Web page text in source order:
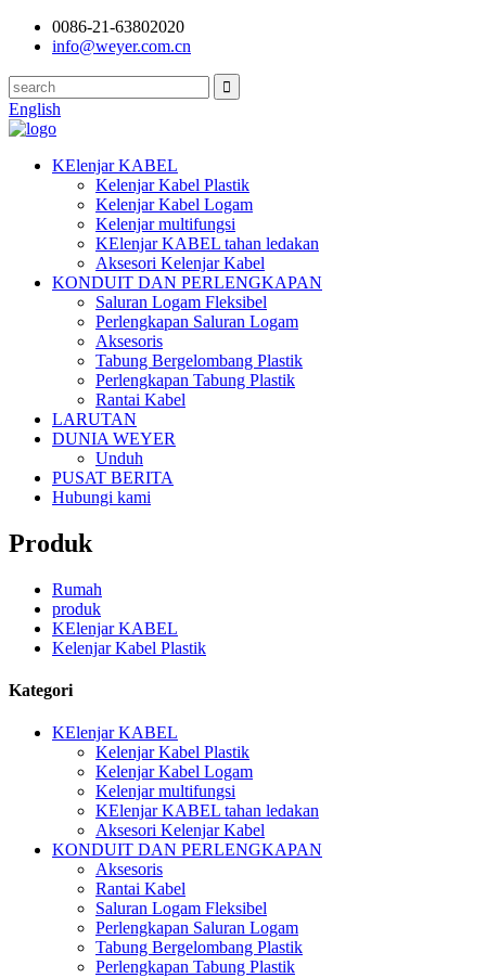
0086-21-63802020
info@weyer.com.cn
English
KElenjar KABEL
Kelenjar Kabel Plastik
Kelenjar Kabel Logam
Kelenjar multifungsi
KElenjar KABEL tahan ledakan
Aksesori Kelenjar Kabel
KONDUIT DAN PERLENGKAPAN
Saluran Logam Fleksibel
Perlengkapan Saluran Logam
Aksesoris
Tabung Bergelombang Plastik
Perlengkapan Tabung Plastik
Rantai Kabel
LARUTAN
DUNIA WEYER
Unduh
PUSAT BERITA
Hubungi kami
Produk
Rumah
produk
KElenjar KABEL
Kelenjar Kabel Plastik
Kategori
KElenjar KABEL
Kelenjar Kabel Plastik
Kelenjar Kabel Logam
Kelenjar multifungsi
KElenjar KABEL tahan ledakan
Aksesori Kelenjar Kabel
KONDUIT DAN PERLENGKAPAN
Aksesoris
Rantai Kabel
Saluran Logam Fleksibel
Perlengkapan Saluran Logam
Tabung Bergelombang Plastik
Perlengkapan Tabung Plastik